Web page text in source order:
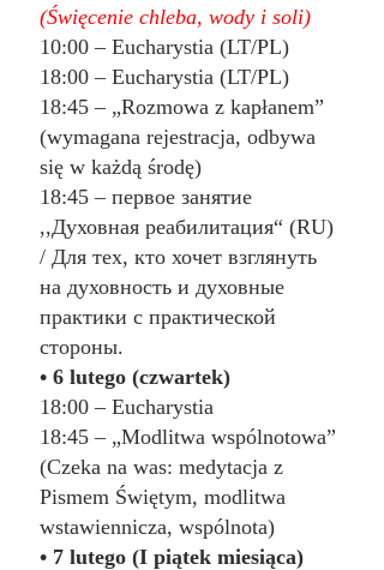
(Święcenie chleba, wody i soli)
10:00 – Eucharystia (LT/PL)
18:00 – Eucharystia (LT/PL)
18:45 – „Rozmowa z kapłanem”
(wymagana rejestracja, odbywa
się w każdą środę)
18:45 – первое занятие
,,Духовная реабилитация“ (RU)
/ Для тех, кто хочет взглянуть
на духовность и духовные
практики с практической
стороны.
• 6 lutego (czwartek)
18:00 – Eucharystia
18:45 – „Modlitwa wspólnotowa”
(Czeka na was: medytacja z
Pismem Świętym, modlitwa
wstawiennicza, wspólnota)
• 7 lutego (I piątek miesiąca)